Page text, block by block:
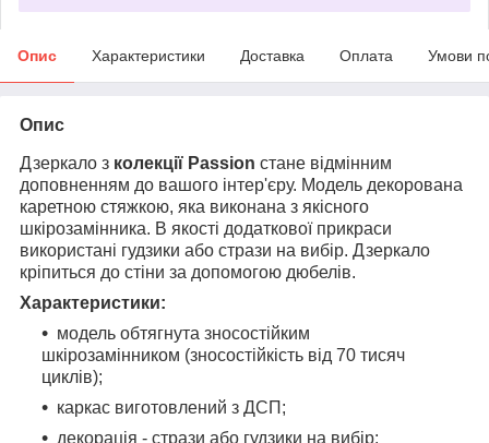
Опис Характеристики Доставка Оплата Умови
Опис
Дзеркало з колекції Passion стане відмінним
доповненням до вашого інтер'єру. Модель декорована
каретною стяжкою, яка виконана з якісного
шкірозамінника. В якості додаткової прикраси
використані гудзики або стрази на вибір. Дзеркало
кріпиться до стіни за допомогою дюбелів.
Характеристики:
модель обтягнута зносостійким
шкірозамінником (зносостійкість від 70 тисяч
циклів);
каркас виготовлений з ДСП;
декорація - стрази або гудзики на вибір;